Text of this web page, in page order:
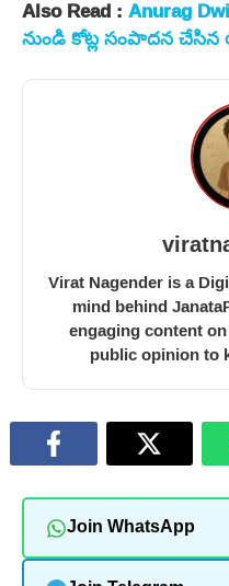
Also Read :Anurag
నుండి కోట్ల సంపాదన
Virat Nagender is a
mind behind
engaging content
public opinion to
Join WhatsApp